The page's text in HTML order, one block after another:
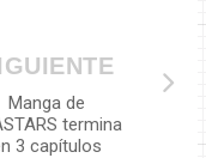
Manga de
termina
3 capítulos